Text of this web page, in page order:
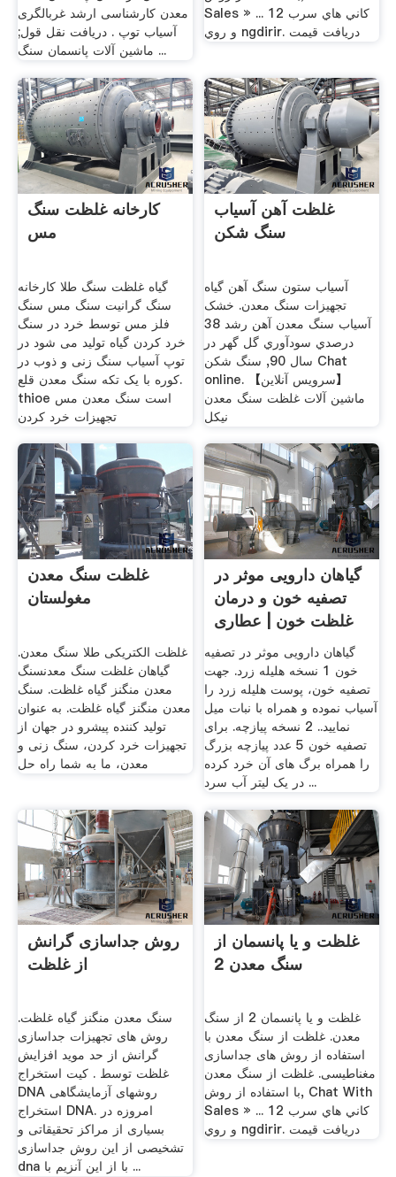
معدن کارشناسی ارشد غربالگری
آسیاب توپ . دریافت نقل قول;
ماشین آلات پانسمان سنگ ...
Sales » ... 12 کاني هاي سرب
و روي ngdirir. دریافت قیمت
کارخانه غلظت سنگ
مس
گیاه غلظت سنگ طلا کارخانه
سنگ گرانیت سنگ مس سنگ
فلز مس توسط خرد در سنگ
خرد کردن گیاه تولید می شود در
توپ آسیاب سنگ زنی و ذوب در
کوره با یک تکه سنگ معدن قلع.
thioe است سنگ معدن مس
تجهیزات خرد کردن
غلظت آهن آسیاب
سنگ شکن
آسیاب ستون سنگ آهن گیاه
تجهیزات سنگ معدن. خشک
آسیاب سنگ معدن آهن رشد 38
درصدي سودآوري گل گهر در
سال 90, سنگ شکن Chat
online. 【سرویس آنلاین】
ماشین آلات غلظت سنگ معدن
نیکل
غلظت سنگ معدن
مغولستان
غلظت الکتریکی طلا سنگ معدن.
گیاهان غلظت سنگ معدنسنگ
معدن منگنز گیاه غلظت. سنگ
معدن منگنز گیاه غلظت. به عنوان
تولید کننده پیشرو در جهان از
تجهیزات خرد کردن، سنگ زنی و
معدن، ما به شما راه حل
گیاهان دارویی موثر در
تصفیه خون و درمان
غلظت خون | عطاری
...
گیاهان دارویی موثر در تصفیه
خون 1 نسخه هلیله زرد. جهت
تصفیه خون، پوست هلیله زرد را
آسیاب نموده و همراه با نبات میل
نمایید.. 2 نسخه پیازچه. برای
تصفیه خون 5 عدد پیازچه بزرگ
را همراه برگ های آن خرد کرده
در یک لیتر آب سرد ...
روش جداسازی گرانش
از غلظت
سنگ معدن منگنز گیاه غلظت.
روش های تجهیزات جداسازی
گرانش از حد موید افزایش
غلظت توسط . کیت استخراج
DNA روشهای آزمایشگاهی
استخراج DNA. امروزه در
بسیاری از مراکز تحقیقاتی و
تشخیصی از این روش جداسازی
dna با از این آنزیم با ...
غلظت و یا پانسمان از
سنگ معدن 2
غلظت و یا پانسمان 2 از سنگ
معدن. غلظت از سنگ معدن با
استفاده از روش های جداسازی
مغناطیسی. غلظت از سنگ معدن
با استفاده از روش, Chat With
Sales » ... 12 کاني هاي سرب
و روي ngdirir. دریافت قیمت